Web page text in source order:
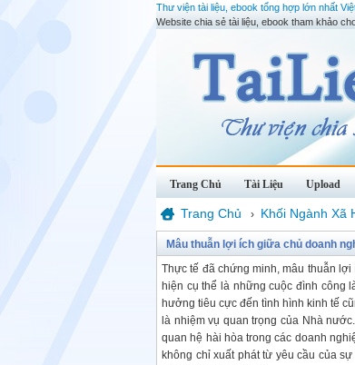
Thư viện tài liệu, ebook tổng hợp lớn nhất
Website chia sẻ tài liệu, ebook tham khảo
Trang Chủ Tài Liệu Upload
Trang Chủ › Khối Ngành Xã
Mâu thuẫn lợi ích giữa chủ doanh
Thực tế đã chứng minh, mâu thuẫn
hiện cụ thể là những cuộc đình công
hưởng tiêu cực đến tình hình kinh tế
là nhiệm vụ quan trọng của Nhà
quan hệ hài hòa trong các doanh
không chỉ xuất phát từ yêu cầu của